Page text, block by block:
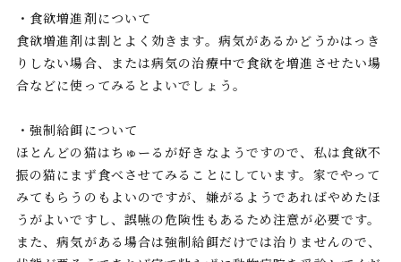
・食欲増進剤について
食欲増進剤は割とよく効きます。病気があるかどうかはっき
りしない場合、または病気の治療中で食欲を増進させたい場
合などに使ってみるとよいでしょう。
・強制給餌について
ほとんどの猫はちゅーるが好きなようですので、私は食欲不
振の猫にまず食べさせてみることにしています。家でやって
みてもらうのもよいのですが、嫌がるようであればやめたほ
うがよいですし、誤嚥の危険性もあるため注意が必要です。
また、病気がある場合は強制給餌だけでは治りませんので、